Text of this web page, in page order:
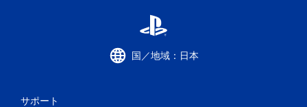
国／地域：日本
サポート